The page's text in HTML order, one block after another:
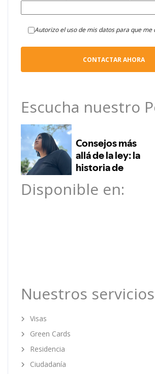
Autorizo el uso de mis datos para que me
Escucha nuestro
Disponible en:
Nuestros servicios
Visas
Green Cards
Residencia
Ciudadanía